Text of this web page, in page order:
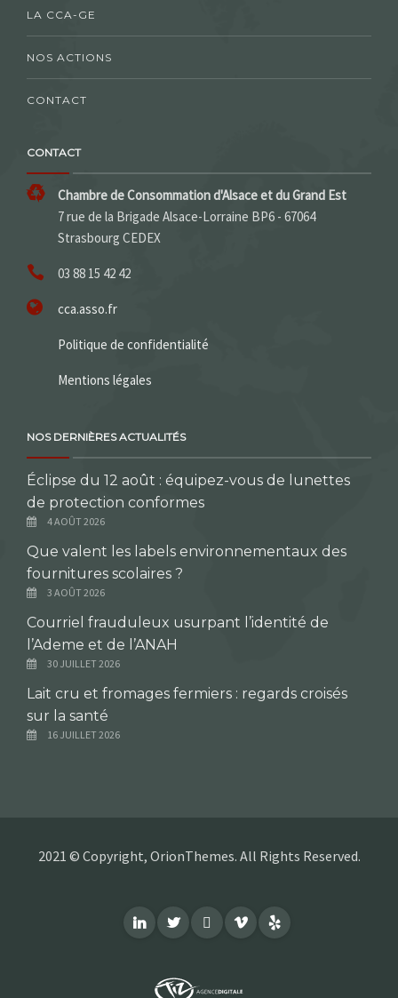
LA CCA-GE
NOS ACTIONS
CONTACT
CONTACT
Chambre de Consommation d'Alsace et du Grand Est
7 rue de la Brigade Alsace-Lorraine BP6 - 67064
Strasbourg CEDEX
03 88 15 42 42
cca.asso.fr
Politique de confidentialité
Mentions légales
NOS DERNIÈRES ACTUALITÉS
Éclipse du 12 août : équipez-vous de lunettes
de protection conformes
4 AOÛT 2026
Que valent les labels environnementaux des
fournitures scolaires ?
3 AOÛT 2026
Courriel frauduleux usurpant l’identité de
l’Ademe et de l’ANAH
30 JUILLET 2026
Lait cru et fromages fermiers : regards croisés
sur la santé
16 JUILLET 2026
2021 © Copyright, OrionThemes. All Rights Reserved.